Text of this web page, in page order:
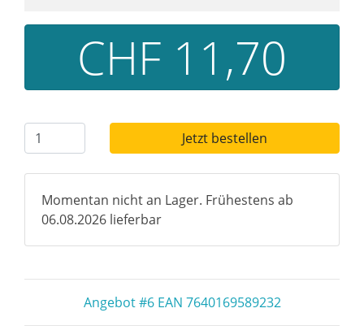
CHF 11,70
Jetzt bestellen
Momentan nicht an Lager. Frühestens ab
06.08.2026 lieferbar
Angebot #6 EAN 7640169589232